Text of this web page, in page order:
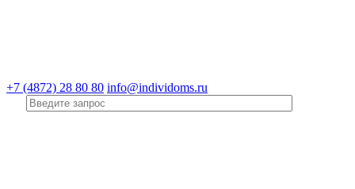
+7 (4872) 28 80 80 info@individoms.ru